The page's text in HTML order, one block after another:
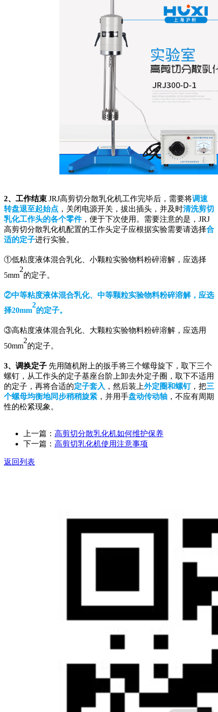
2、工作结束 JRJ高剪切分散乳化机工作完毕后，需要将调速
转盘退至起始点 ，关闭电源开关，拔出插头，并及时清洗剪切
乳化工作头的各个零件，便于下次使用。需要注意的是，JRJ
高剪切分散乳化机配置的工作头定子应根据实验需要请选择合
适的定子进行实验。
①低粘度液体混合乳化、小颗粒实验物料粉碎溶解，应选择
5mm
2
的定子。
②中等粘度液体混合乳化、中等颗粒实验物料粉碎溶解，应选
择20mm
2
的定子。
③高粘度液体混合乳化、大颗粒实验物料粉碎溶解，应选用
50mm
2
的定子。
3、调换定子 先用随机附上的扳手将三个螺母旋下，取下三个
螺钉，从工作头的定子基座台阶上卸去外定子圈，取下不适用
的定子，再将合适的定子套入 ，然后装上外定圈和螺钉，把三
个螺母均衡地同步稍稍旋紧 ，并用手盘动传动轴 ，不应有周期
性的松紧现象。
上一篇： 高剪切分散乳化机如何维护保养
下一篇： 高剪切乳化机使用注意事项
返回列表